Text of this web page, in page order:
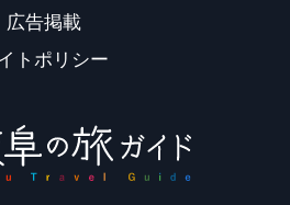
広告掲載
トポリシー